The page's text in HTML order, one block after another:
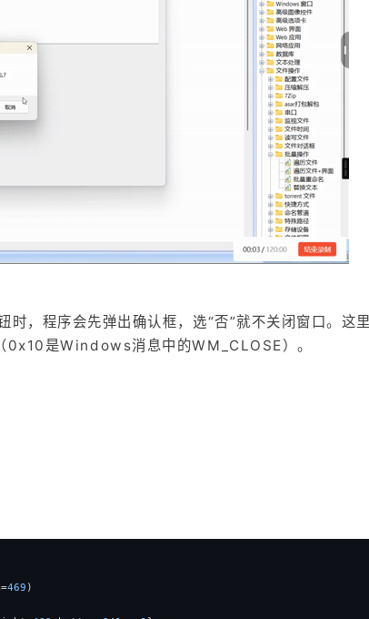
，程序会先弹出确认框，选“否”就不关闭窗口。这
0x10是Windows消息中的WM_CLOSE）。
469 )